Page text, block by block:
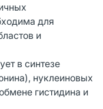
для
и
в синтезе
нуклеиновых
гистидина и